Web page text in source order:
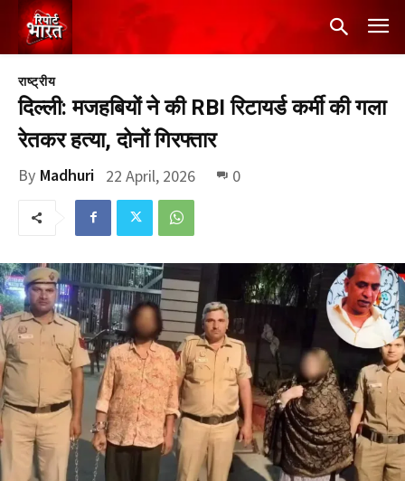
राष्ट्रीय
दिल्ली: मजहबियों ने की RBI रिटायर्ड कर्मी की गला
रेतकर हत्या, दोनों गिरफ्तार
By Madhuri 22 April, 2026 0